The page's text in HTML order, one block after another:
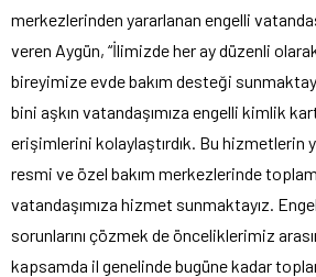
merkezlerinden yararlanan engelli
veren Aygün, “İlimizde her ay düzenli
bireyimize evde bakım desteği
bini aşkın vatandaşımıza engelli kimlik
erişimlerini kolaylaştırdık. Bu hizmetlerin
resmi ve özel bakım merkezlerinde
vatandaşımıza hizmet sunmaktayız.
sorunlarını çözmek de önceliklerimiz
kapsamda il genelinde bugüne kadar